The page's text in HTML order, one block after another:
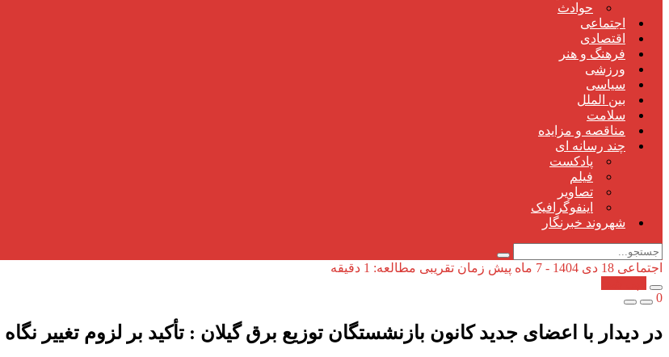
حوادث
اجتماعی
اقتصادی
فرهنگ و هنر
ورزشی
سیاسی
بین الملل
سلامت
مناقصه و مزایده
چند رسانه ای
پادکست
فیلم
تصاویر
اینفوگرافیک
شهروند خبرنگار
اجتماعی 18 دی 1404 - 7 ماه پیش
زمان تقریبی مطالعه: 1 دقیقه
0
در دیدار با اعضای جدید کانون بازنشستگان توزیع برق گیلان : تأكید بر لزوم تغییر